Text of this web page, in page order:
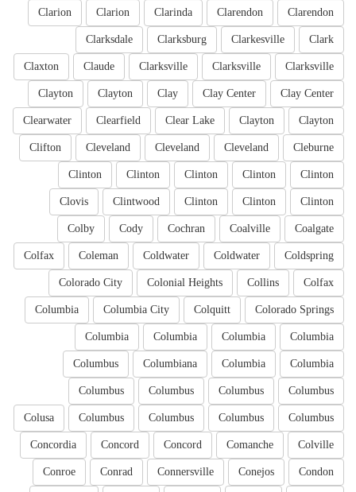
Clarendon
Clarendon
Clarinda
Clarion
Clarion
Clark
Clarkesville
Clarksburg
Clarksdale
Clarksville
Clarksville
Clarksville
Claude
Claxton
Clay Center
Clay Center
Clay
Clayton
Clayton
Clayton
Clayton
Clear Lake
Clearfield
Clearwater
Cleburne
Cleveland
Cleveland
Cleveland
Clifton
Clinton
Clinton
Clinton
Clinton
Clinton
Clinton
Clinton
Clinton
Clintwood
Clovis
Coalgate
Coalville
Cochran
Cody
Colby
Coldspring
Coldwater
Coldwater
Coleman
Colfax
Colfax
Collins
Colonial Heights
Colorado City
Colorado Springs
Colquitt
Columbia City
Columbia
Columbia
Columbia
Columbia
Columbia
Columbia
Columbia
Columbiana
Columbus
Columbus
Columbus
Columbus
Columbus
Columbus
Columbus
Columbus
Columbus
Colusa
Colville
Comanche
Concord
Concord
Concordia
Condon
Conejos
Connersville
Conrad
Conroe